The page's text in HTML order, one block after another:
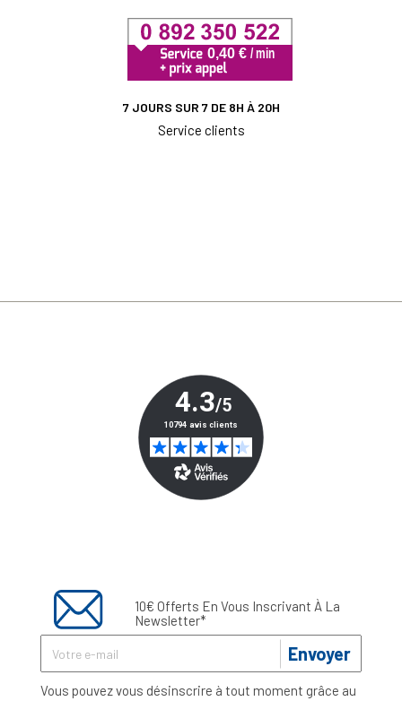
7 JOURS SUR 7 DE 8H À 20H
Service clients
10€ Offerts En Vous Inscrivant À La
Newsletter*
Envoyer
Vous pouvez vous désinscrire à tout moment grâce au